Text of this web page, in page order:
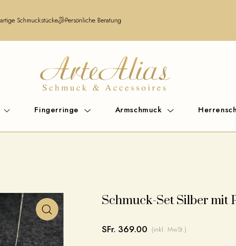
Schmuckstücke Persönliche Beratung
Fingerringe Armschmuck
Schmuck-Set Silber mit
SFr. 369.00 (inkl. MwSt.)